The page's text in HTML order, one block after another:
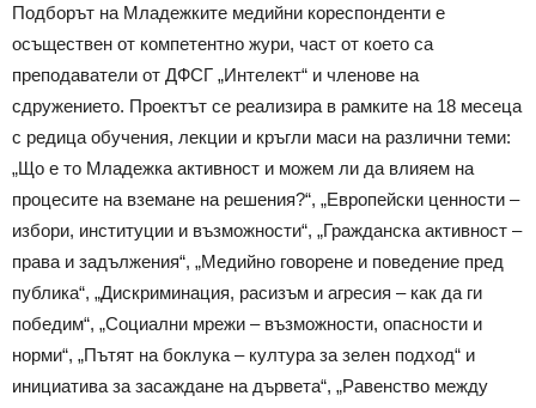
Подборът на Младежките медийни кореспонденти е
осъществен от компетентно жури, част от което са
преподаватели от ДФСГ „Интелект“ и членове на
сдружението. Проектът се реализира в рамките на 18 месеца
с редица обучения, лекции и кръгли маси на различни теми:
„Що е то Младежка активност и можем ли да влияем на
процесите на вземане на решения?“, „Европейски ценности –
избори, институции и възможности“, „Гражданска активност –
права и задължения“, „Медийно говорене и поведение пред
публика“, „Дискриминация, расизъм и агресия – как да ги
победим“, „Социални мрежи – възможности, опасности и
норми“, „Пътят на боклука – култура за зелен подход“ и
инициатива за засаждане на дървета“, „Равенство между